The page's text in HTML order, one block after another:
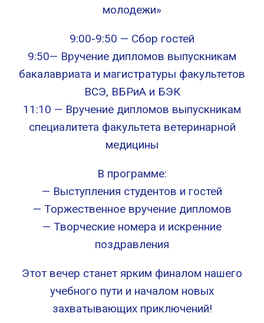
молодежи»
9:00-9:50 — Сбор гостей
9:50— Вручение дипломов выпускникам
бакалавриата и магистратуры факультетов
ВСЭ, ВБРиА и БЭК
11:10 — Вручение дипломов выпускникам
специалитета факультета ветеринарной
медицины
В программе:
— Выступления студентов и гостей
— Торжественное вручение дипломов
— Творческие номера и искренние
поздравления
Этот вечер станет ярким финалом нашего
учебного пути и началом новых
захватывающих приключений!